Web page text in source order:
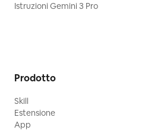
Istruzioni Gemini 3 Pro
Prodotto
Skill
Estensione
App